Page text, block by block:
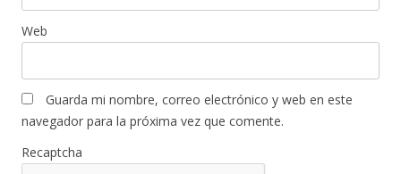
Web
Guarda mi nombre, correo electrónico y web en este
navegador para la próxima vez que comente.
Recaptcha